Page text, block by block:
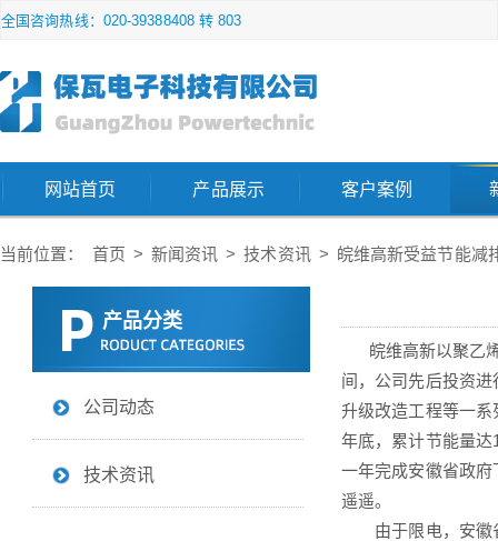
全国咨询热线：020-39388408 转 803
网站首页 产品展示 客户案例
当前位置： 首页 > 新闻资讯 > 技术资讯 > 皖维高新受益节能减
皖维高新以聚乙烯
间，公司先后投资
升级改造工程等一
年底，累计节能量达
一年完成安徽省政
遥遥。
由于限电，安徽省
产品分类
公司动态
技术资讯